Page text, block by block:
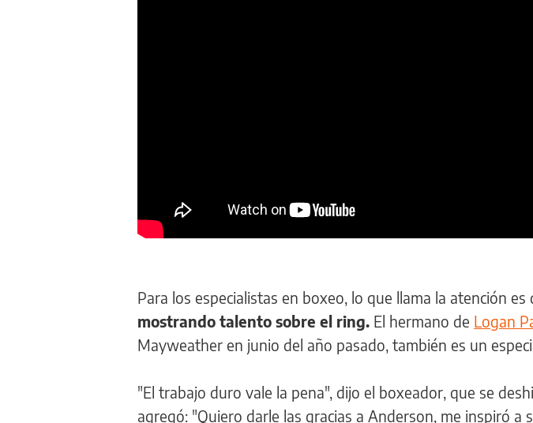
Para los especialistas en boxeo, lo que llama la atención es
mostrando talento sobre el ring. El hermano de Logan
Mayweather en junio del año pasado, también es un
"El trabajo duro vale la pena", dijo el boxeador, que se
agregó: "Quiero darle las gracias a Anderson, me inspiró a